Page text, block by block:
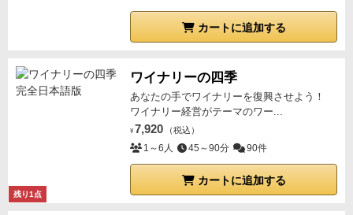
ソロプレイは
最高ランク出すのは なかなか難しそう。
カートに追加する
残り1点
ワイナリーの四季
あなたの手でワイナリーを復興させよう！
ワイナリー経営がテーマのワー...
¥ 7,920 （税込）
1～6人 45～90分 90件
カートに追加する